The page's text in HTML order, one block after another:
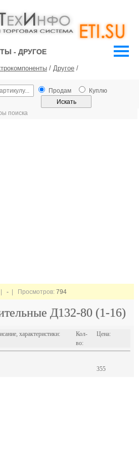
- ДРУГОЕ
/ Другое /
Продам Куплю
поиска
- | Просмотров: 794
Д132-80 (1-16)
характеристики:
Кол-
во:
Цена:
355